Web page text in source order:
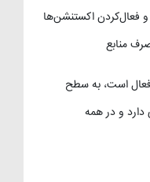
منابع
است، به سطح
دارد و در همه